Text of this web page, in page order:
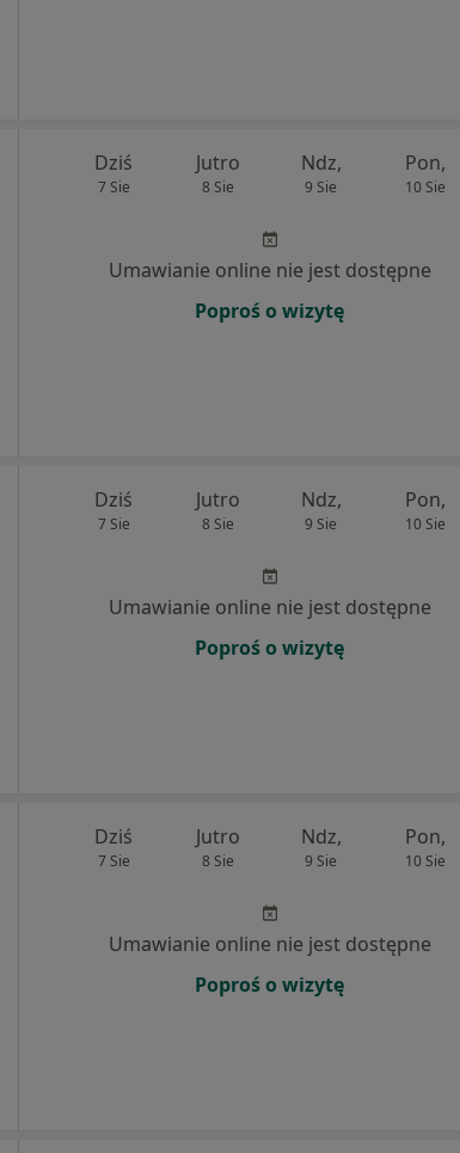
Dziś
7 Sie
Jutro
8 Sie
Ndz,
9 Sie
Pon,
10 Sie
Umawianie online nie jest dostępne
Poproś o wizytę
Dziś
7 Sie
Jutro
8 Sie
Ndz,
9 Sie
Pon,
10 Sie
Umawianie online nie jest dostępne
Poproś o wizytę
Dziś
7 Sie
Jutro
8 Sie
Ndz,
9 Sie
Pon,
10 Sie
Umawianie online nie jest dostępne
Poproś o wizytę